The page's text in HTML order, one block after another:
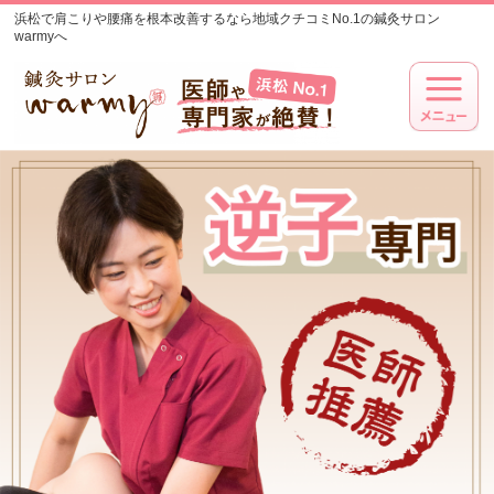
浜松で肩こりや腰痛を根本改善するなら地域クチコミNo.1の鍼灸サロン
warmyへ